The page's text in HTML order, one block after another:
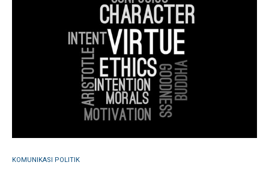
KOMUNIKASI POLITIK